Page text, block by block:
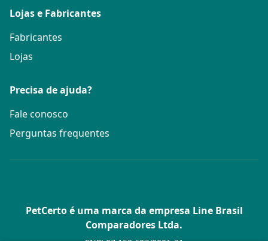
Lojas e Fabricantes
Fabricantes
Lojas
Precisa de ajuda?
Fale conosco
Perguntas frequentes
PetCerto é uma marca da empresa Line Brasil
Comparadores Ltda.